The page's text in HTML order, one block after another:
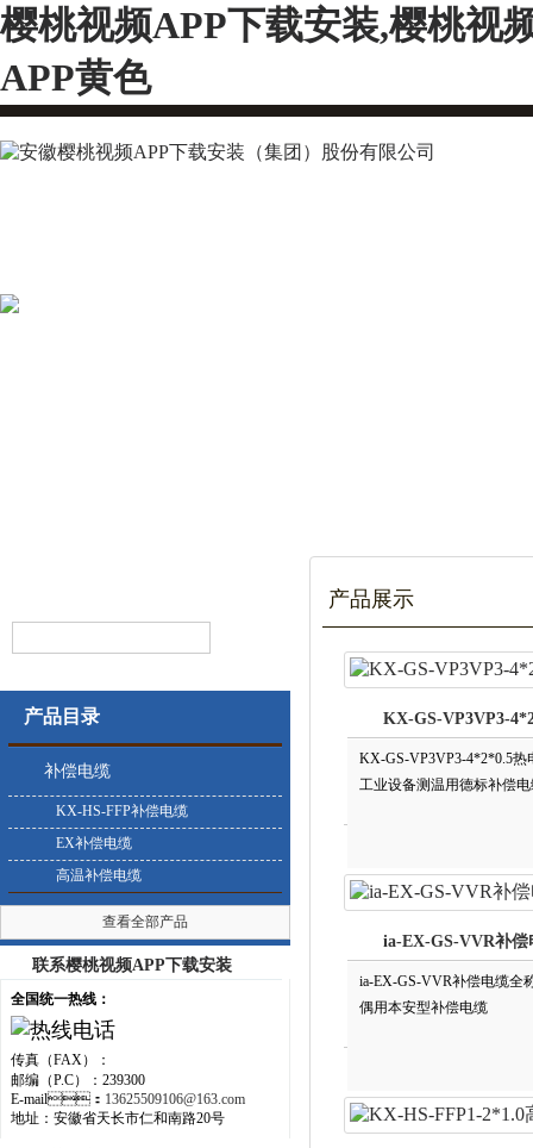
樱桃视频APP下载安装,樱桃视
APP黄色
产品目录
补偿电缆
KX-HS-FFP补偿电缆
EX补偿电缆
高温补偿电缆
查看全部产品
联系樱桃视频APP下载安装
全国统一热线：
传真（FAX）：
邮编（P.C）：239300
E-mail： 13625509106@163.com
地址：安徽省天长市仁和南路20号
产品展示
KX-GS-VP3VP3-
KX-GS-VP3VP3-4*2*0.5热电
工业设备测温用德标补偿电
ia-EX-GS-VVR补偿
ia-EX-GS-VVR补偿电缆全
偶用本安型补偿电缆